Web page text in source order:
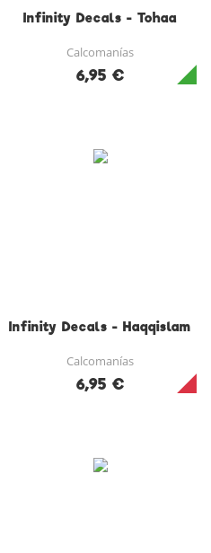
Infinity Decals - Tohaa
Calcomanías
6,95 €
Infinity Decals - Haqqislam
Calcomanías
6,95 €